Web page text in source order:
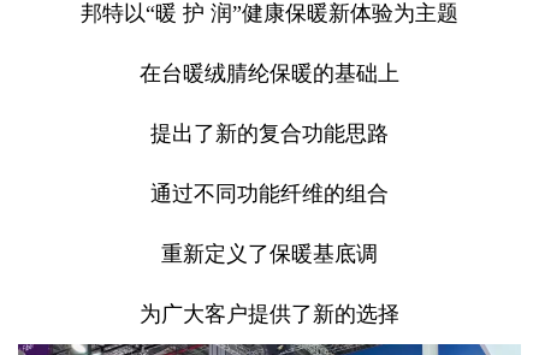
邦特以“暖 护 润”健康保暖新体验为主题
在台暖绒腈纶保暖的基础上
提出了新的复合功能思路
通过不同功能纤维的组合
重新定义了保暖基底调
为广大客户提供了新的选择